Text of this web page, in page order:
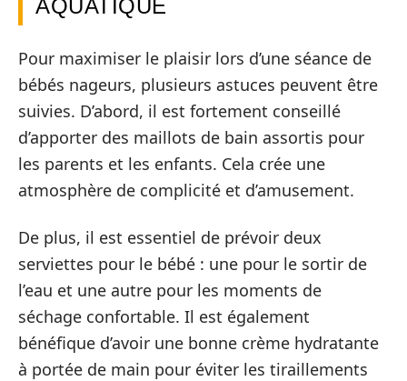
AQUATIQUE
Pour maximiser le plaisir lors d’une séance de
bébés nageurs, plusieurs astuces peuvent être
suivies. D’abord, il est fortement conseillé
d’apporter des maillots de bain assortis pour
les parents et les enfants. Cela crée une
atmosphère de complicité et d’amusement.
De plus, il est essentiel de prévoir deux
serviettes pour le bébé : une pour le sortir de
l’eau et une autre pour les moments de
séchage confortable. Il est également
bénéfique d’avoir une bonne crème hydratante
à portée de main pour éviter les tiraillements